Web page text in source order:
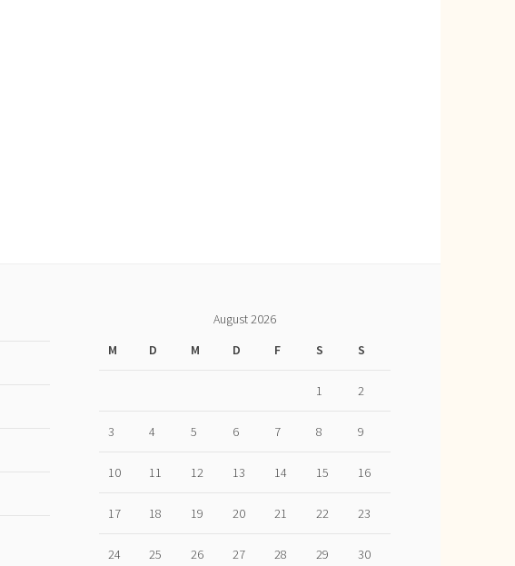
August 2026
M
D M D F S S
1 2
3 4 5 6 7 8 9
10 11 12 13 14 15 16
17 18 19 20 21 22 23
24 25 26 27 28 29 30